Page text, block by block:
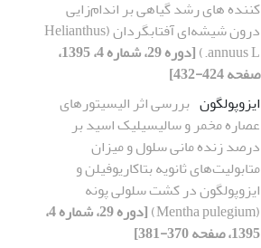
کننده های رشد گیاهی بر اندام‌زایی
درون شیشه‌ای آفتابگردان (Helianthus
annuus L.)
[دوره 29، شماره 4، 1395،
صفحه 424-432]
ایزوپولگون بررسی اثر الیسیتورهای
عصاره مخمر و سالیسیلیک اسید بر
درصد زنده مانی سلول و میزان
متابولیت‌های ثانویه بتاکاریوفیلن و
ایزوپولگون در کشت سلولی پونه
(Mentha pulegium)
[دوره 29، شماره 4،
1395، صفحه 370-381]